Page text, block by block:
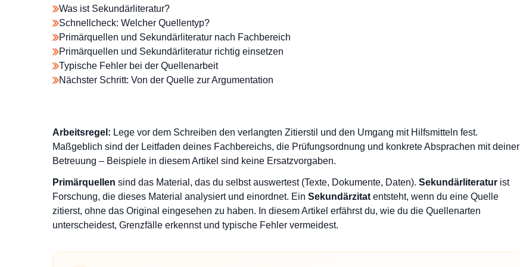
Was ist Sekundärliteratur?
Schnellcheck: Welcher Quellentyp?
Primärquellen und Sekundärliteratur nach Fachbereich
Primärquellen und Sekundärliteratur richtig einsetzen
Typische Fehler bei der Quellenarbeit
Nächster Schritt: Von der Quelle zur Argumentation
Arbeitsregel: Lege vor dem Schreiben den verlangten Zitierstil und den Umgang mit Hilfsmitteln fest.
Maßgeblich sind der Leitfaden deines Fachbereichs, die Prüfungsordnung und konkrete Absprachen mit deiner
Betreuung – Beispiele in diesem Artikel sind keine Ersatzvorgaben.
Primärquellen sind das Material, das du selbst auswertest (Texte, Dokumente, Daten). Sekundärliteratur ist
Forschung, die dieses Material analysiert und einordnet. Ein Sekundärzitat entsteht, wenn du eine Quelle
zitierst, ohne das Original eingesehen zu haben. In diesem Artikel erfährst du, wie du die Quellenarten
unterscheidest, Grenzfälle erkennst und typische Fehler vermeidest.